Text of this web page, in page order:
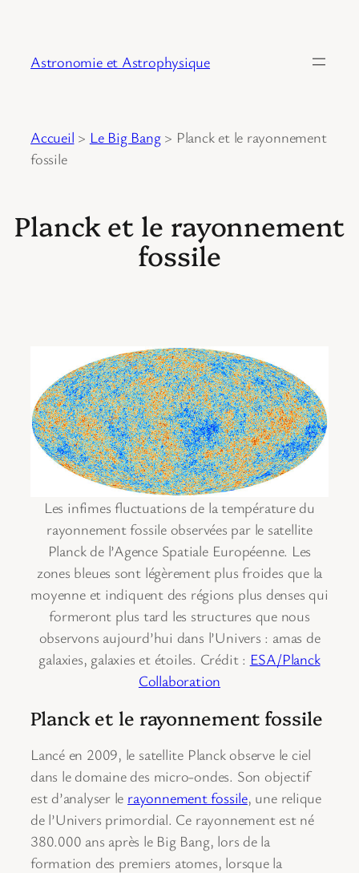
Astronomie et Astrophysique
Accueil > Le Big Bang> Planck et le rayonnement
fossile
Planck et le rayonnement
fossile
Les infimes fluctuations de la température du
rayonnement fossile observées par le satellite
Planck de l’Agence Spatiale Européenne. Les
zones bleues sont légèrement plus froides que la
moyenne et indiquent des régions plus denses qui
formeront plus tard les structures que nous
observons aujourd’hui dans l’Univers : amas de
galaxies, galaxies et étoiles. Crédit : ESA/Planck
Collaboration
Planck et le rayonnement fossile
Lancé en 2009, le satellite Planck observe le ciel
dans le domaine des micro-ondes. Son objectif
est d’analyser le rayonnement fossile, une relique
de l’Univers primordial. Ce rayonnement est né
380.000 ans après le Big Bang, lors de la
formation des premiers atomes, lorsque la